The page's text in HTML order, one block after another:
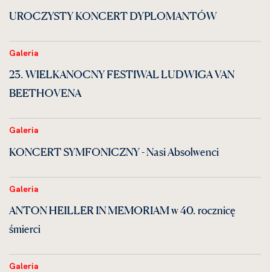
UROCZYSTY KONCERT DYPLOMANTÓW
Galeria
23. WIELKANOCNY FESTIWAL LUDWIGA VAN
BEETHOVENA
Galeria
KONCERT SYMFONICZNY - Nasi Absolwenci
Galeria
ANTON HEILLER IN MEMORIAM w 40. rocznicę
śmierci
Galeria